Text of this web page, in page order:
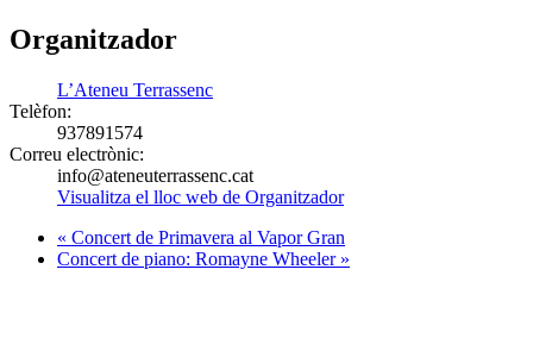
Organitzador
L’Ateneu Terrassenc
Telèfon:
937891574
Correu electrònic:
info@ateneuterrassenc.cat
Visualitza el lloc web de Organitzador
« Concert de Primavera al Vapor Gran
Concert de piano: Romayne Wheeler »